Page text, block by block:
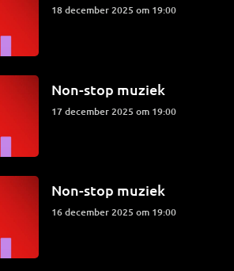
18 december 2025 om 19:00
Non-stop muziek
17 december 2025 om 19:00
Non-stop muziek
16 december 2025 om 19:00